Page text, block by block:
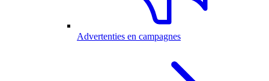
Advertenties en campagnes